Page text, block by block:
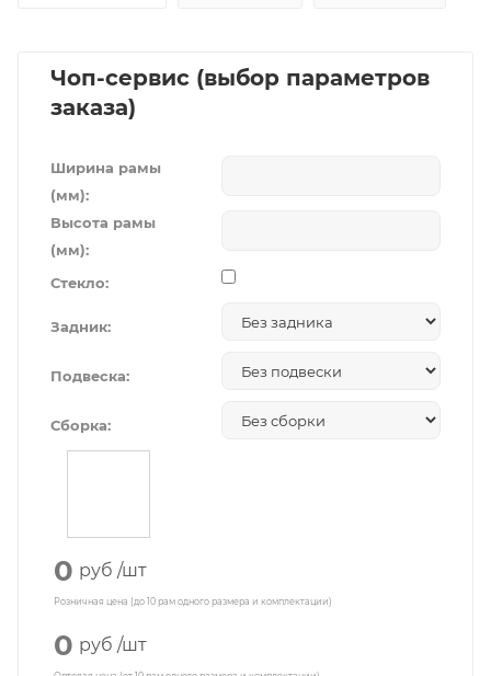
Чоп-сервис (выбор параметров
заказа)
Ширина рамы
(мм):
Высота рамы
(мм):
Стекло:
Задник:
Подвеска:
Сборка:
0 руб /шт
Розничная цена (до 10 рам одного размера и комплектации)
0 руб /шт